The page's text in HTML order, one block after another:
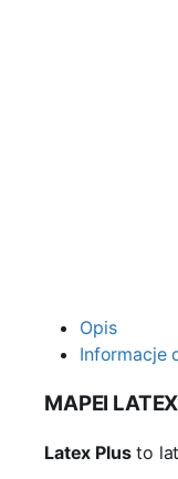
Opis
Informacje
MAPEI
Latex Plusto